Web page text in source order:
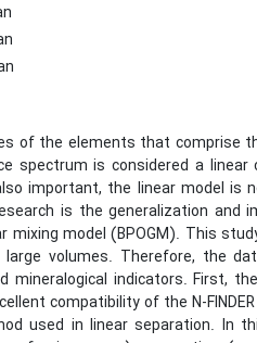
of the elements that comprise
spectrum is considered a linear
important, the linear model is
is the generalization and
mixing model (BPOGM). This
volumes. Therefore, the
mineralogical indicators. First,
compatibility of the N-
used in linear separation. In